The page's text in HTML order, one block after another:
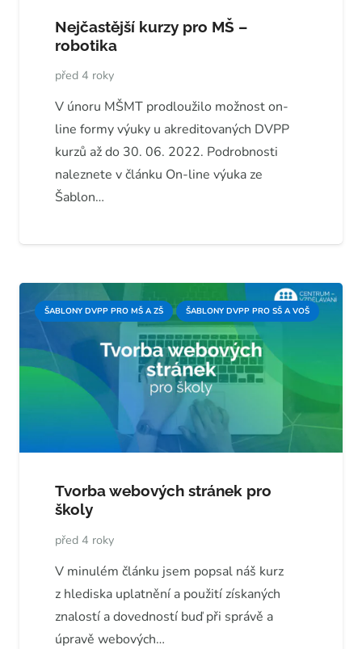
Nejčastější kurzy pro MŠ –
robotika
před 4 roky
V únoru MŠMT prodloužilo možnost on-
line formy výuky u akreditovaných DVPP
kurzů až do 30. 06. 2022. Podrobnosti
naleznete v článku On-line výuka ze
Šablon…
ŠABLONY DVPP PRO MŠ A ZŠ ŠABLONY DVPP PRO SŠ A VOŠ
Tvorba webových stránek pro
školy
před 4 roky
V minulém článku jsem popsal náš kurz
z hlediska uplatnění a použití získaných
znalostí a dovedností buď při správě a
úpravě webových…